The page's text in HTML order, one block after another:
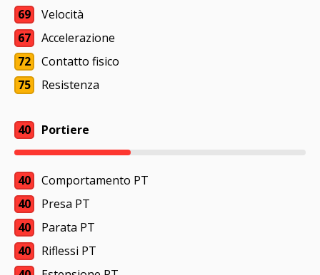
69
Velocità
67
Accelerazione
72
Contatto fisico
75
Resistenza
40 Portiere
40
Comportamento PT
40
Presa PT
40
Parata PT
40
Riflessi PT